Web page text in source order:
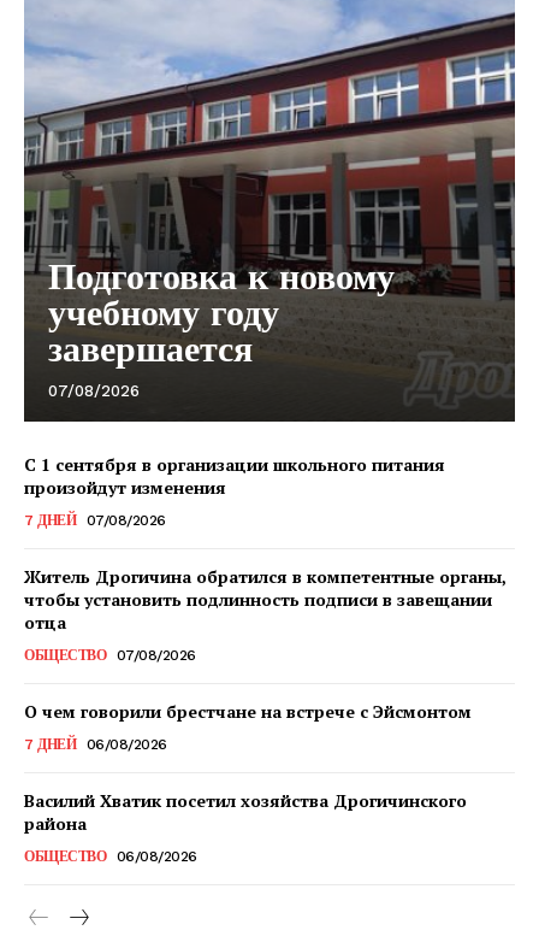
"Драгічынскі Веснік"
Редакция "ДВ"
Подготовка к новому
учебному году
завершается
07/08/2026
С 1 сентября в организации школьного питания
произойдут изменения
7 ДНЕЙ 07/08/2026
Житель Дрогичина обратился в компетентные органы,
чтобы установить подлинность подписи в завещании
отца
ОБЩЕСТВО 07/08/2026
О чем говорили брестчане на встрече с Эйсмонтом
7 ДНЕЙ 06/08/2026
Василий Хватик посетил хозяйства Дрогичинского
района
ОБЩЕСТВО 06/08/2026